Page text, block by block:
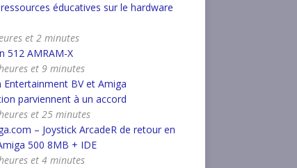
éducatives sur le hardware
et 2 minutes
512 AMRAM-X
et 9 minutes
Entertainment BV et Amiga
parviennent à un accord
et 25 minutes
– Joystick ArcadeR de retour en
500 8MB + IDE
et 4 minutes